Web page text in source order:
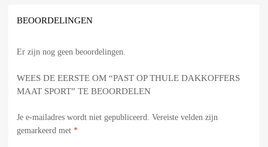
BEOORDELINGEN
Er zijn nog geen beoordelingen.
WEES DE EERSTE OM “PAST OP THULE DAKKOFFERS
MAAT SPORT” TE BEOORDELEN
Je e-mailadres wordt niet gepubliceerd. Vereiste velden zijn
gemarkeerd met *